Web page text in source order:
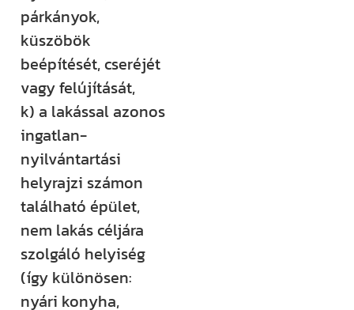
párkányok,
küszöbök
beépítését, cseréjét
vagy felújítását,
k) a lakással azonos
ingatlan-
nyilvántartási
helyrajzi számon
található épület,
nem lakás céljára
szolgáló helyiség
(így különösen:
nyári konyha,